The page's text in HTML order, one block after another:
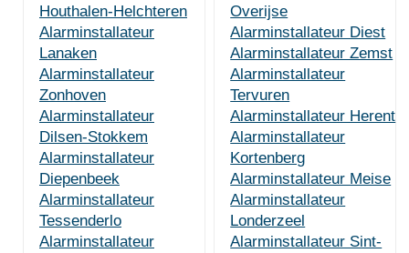
Houthalen-Helchteren
Alarminstallateur
Lanaken
Alarminstallateur
Zonhoven
Alarminstallateur
Dilsen-Stokkem
Alarminstallateur
Diepenbeek
Alarminstallateur
Tessenderlo
Alarminstallateur
Overijse
Alarminstallateur Diest
Alarminstallateur Zemst
Alarminstallateur
Tervuren
Alarminstallateur Herent
Alarminstallateur
Kortenberg
Alarminstallateur Meise
Alarminstallateur
Londerzeel
Alarminstallateur Sint-